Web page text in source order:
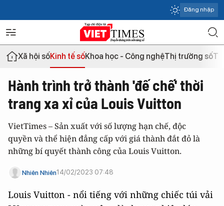
Đăng nhập
Xã hội sốKinh tế sốKhoa học - Công nghệThị trường số
Hành trình trở thành 'đế chế' thời
trang xa xỉ của Louis Vuitton
VietTimes – Sản xuất với số lượng hạn chế, độc
quyền và thể hiện đẳng cấp với giá thành đắt đỏ là
những bí quyết thành công của Louis Vuitton.
Nhiên Nhiên14/02/2023 07:48
Louis Vuitton - nổi tiếng với những chiếc túi vải